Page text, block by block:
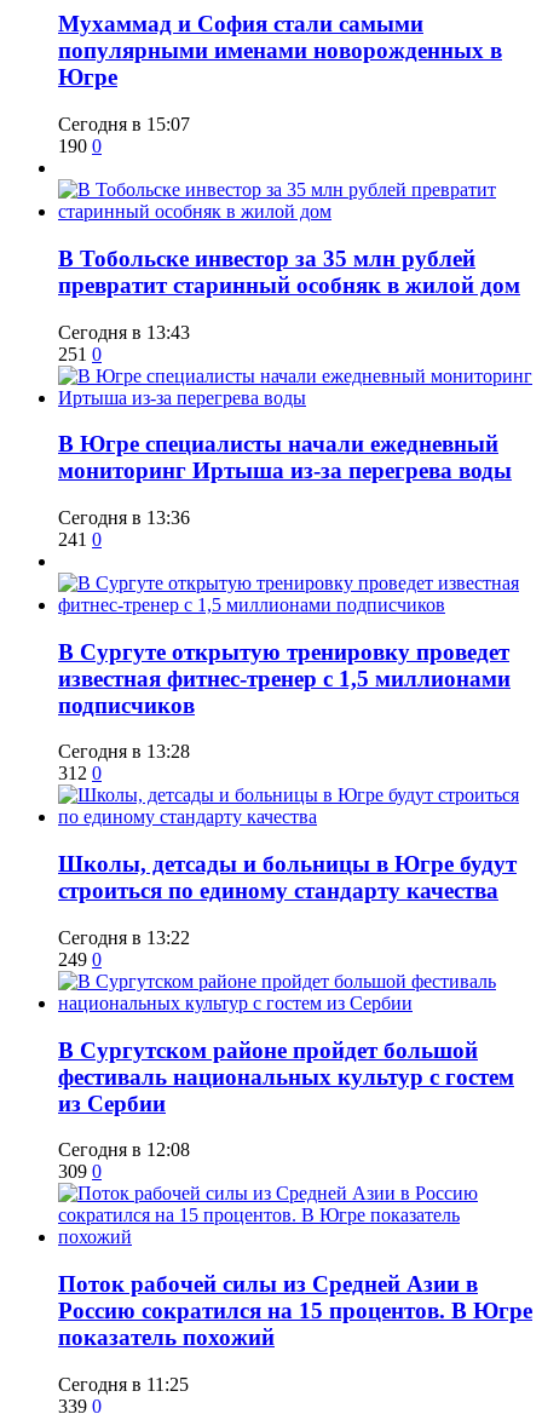
​Мухаммад и София стали самыми
популярными именами новорожденных в
Югре
Сегодня в 15:07
190 0
В Тобольске инвестор за 35 млн рублей
превратит старинный особняк в жилой дом
Сегодня в 13:43
251 0
В Югре специалисты начали ежедневный
мониторинг Иртыша из-за перегрева воды
Сегодня в 13:36
241 0
В Сургуте открытую тренировку проведет
известная фитнес-тренер с 1,5 миллионами
подписчиков
Сегодня в 13:28
312 0
Школы, детсады и больницы в Югре будут
строиться по единому стандарту качества
Сегодня в 13:22
249 0
В Сургутском районе пройдет большой
фестиваль национальных культур с гостем
из Сербии
Сегодня в 12:08
309 0
Поток рабочей силы из Средней Азии в
Россию сократился на 15 процентов. В Югре
показатель похожий
Сегодня в 11:25
339 0